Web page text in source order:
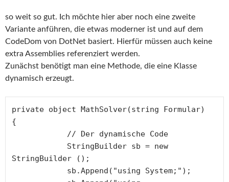
so weit so gut. Ich möchte hier aber noch eine zweite
Variante anführen, die etwas moderner ist und auf dem
CodeDom von DotNet basiert. Hierfür müssen auch keine
extra Assemblies referenziert werden.
Zunächst benötigt man eine Methode, die eine Klasse
dynamisch erzeugt.
private object MathSolver(string Formular)
{
StringBuilder ();